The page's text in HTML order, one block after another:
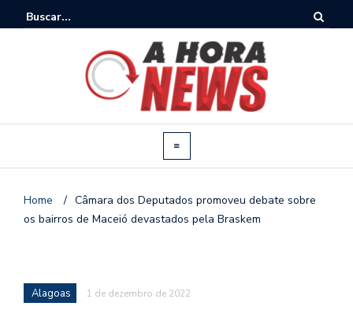
Home / Câmara dos Deputados promoveu debate sobre
os bairros de Maceió devastados pela Braskem
Alagoas 1 de dezembro de 2022